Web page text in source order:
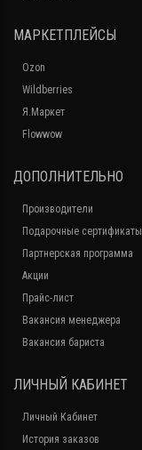
МАРКЕТПЛЕЙСЫ
Ozon
Wildberries
Я.Маркет
Flowwow
ДОПОЛНИТЕЛЬНО
Производители
Подарочные сертификаты
Партнерская программа
Акции
Прайс-лист
Вакансия менеджера
Вакансия бариста
ЛИЧНЫЙ КАБИНЕТ
Личный Кабинет
История заказов